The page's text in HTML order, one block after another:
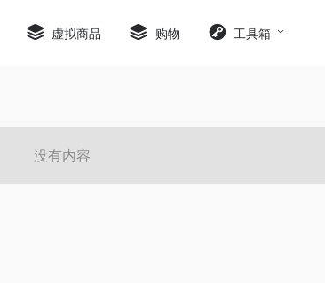
虚拟商品 购物 工具箱
没有内容